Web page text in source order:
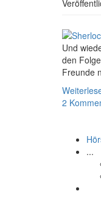
Und
den
Freunde
2
...